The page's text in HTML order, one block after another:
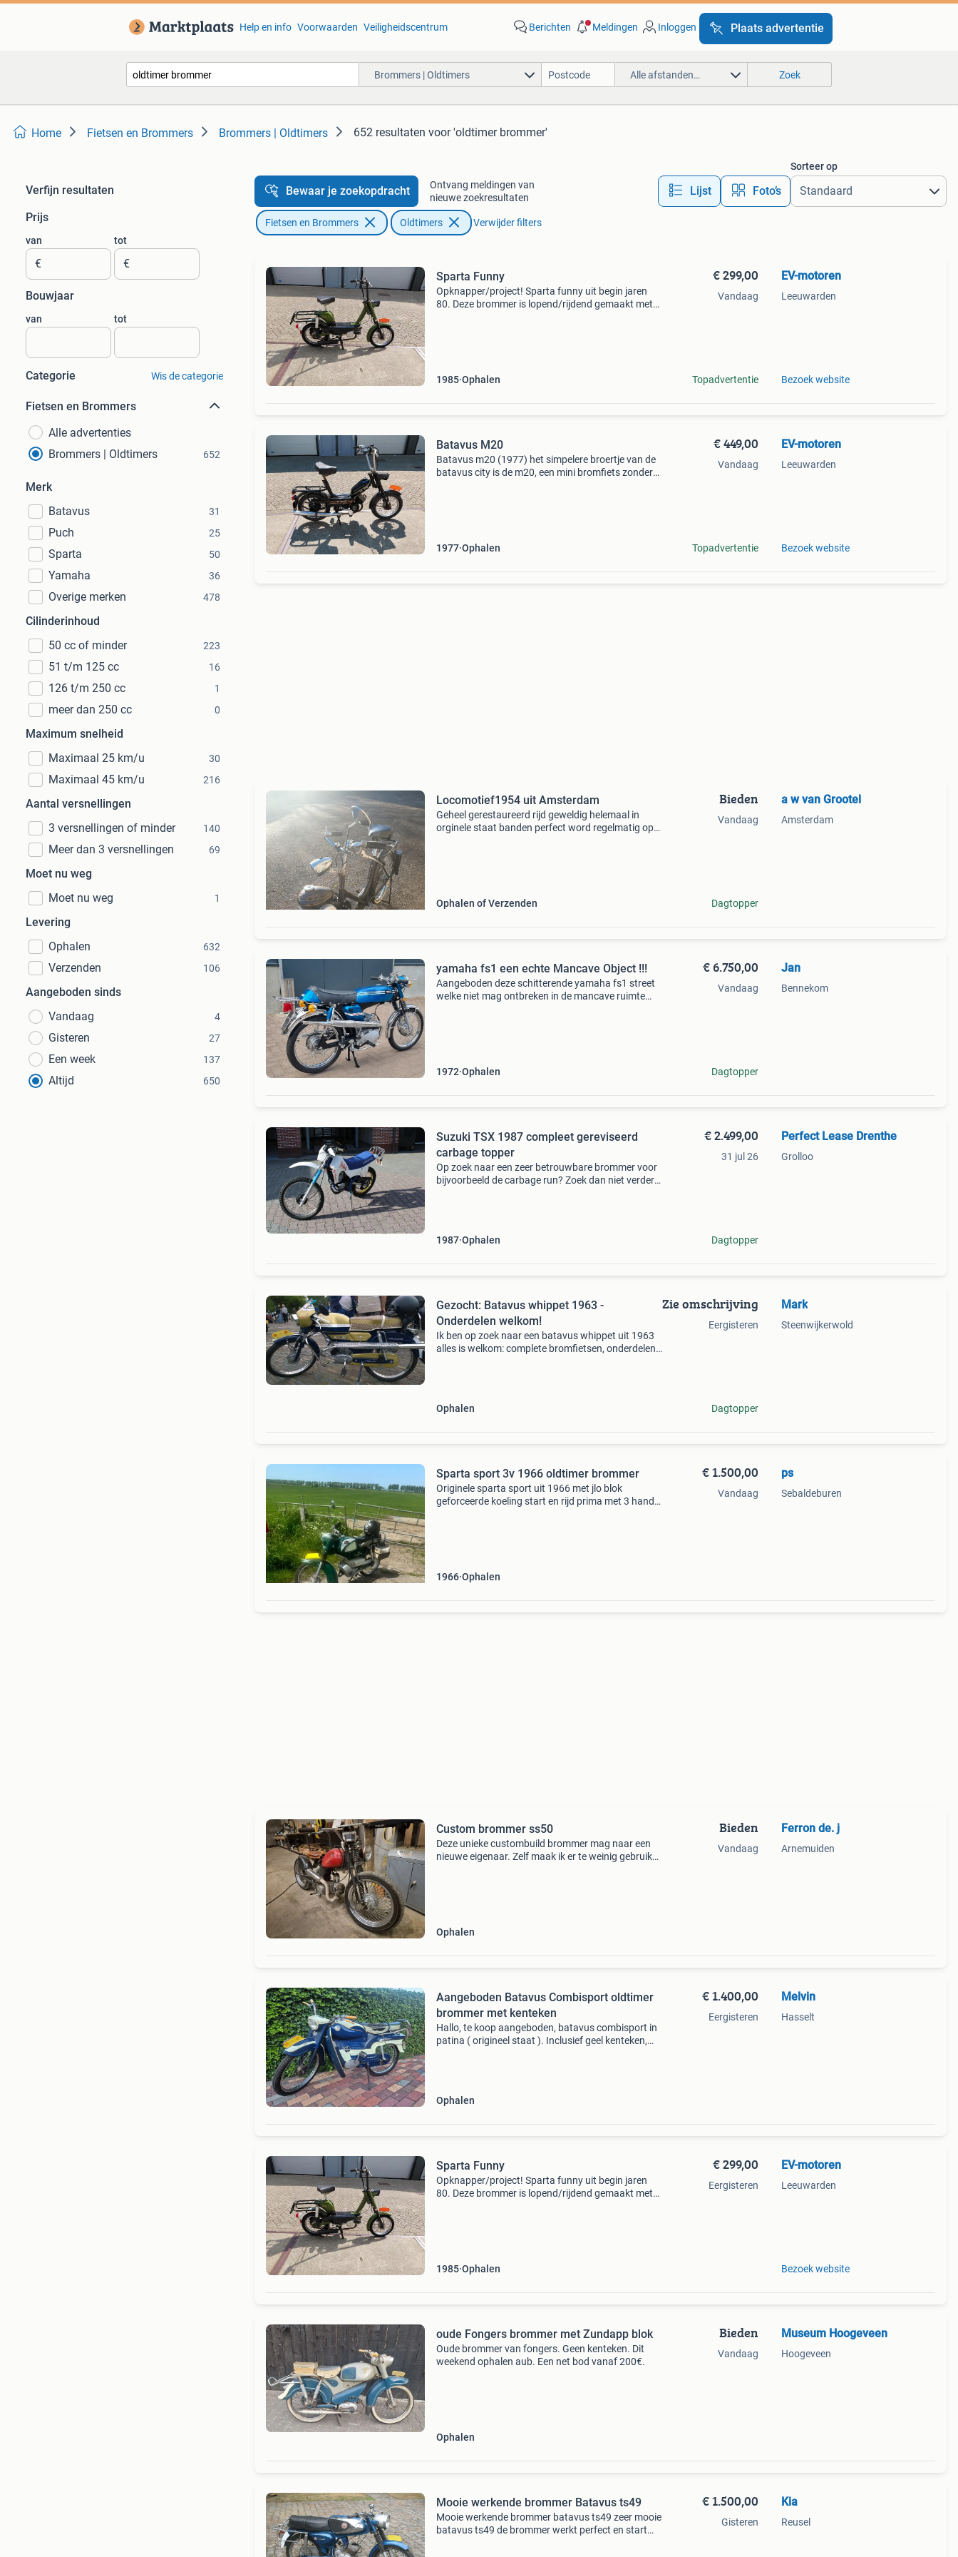
Help en info Voorwaarden Veiligheidscentrum Berichten Meldingen Inloggen Plaats advertentie
Brommers | Oldtimers Alle afstanden… Zoek
Home Fietsen en Brommers Brommers | Oldtimers 652 resultaten voor 'oldtimer brommer'
Verfijn resultaten
Prijs
van
€
tot
€
Bouwjaar
van tot
Categorie Wis de categorie
Fietsen en Brommers
Alle advertenties
Brommers | Oldtimers
652
Merk
Batavus
31
Puch 25
Sparta 50
Yamaha 36
Overige merken 478
Cilinderinhoud
50 cc of minder
223
51 t/m 125 cc 16
126 t/m 250 cc 1
meer dan 250 cc 0
Maximum snelheid
Maximaal 25 km/u
30
Maximaal 45 km/u 216
Aantal versnellingen
3 versnellingen of minder
140
Meer dan 3 versnellingen 69
Moet nu weg
Moet nu weg
1
Levering
Ophalen
632
Verzenden 106
Aangeboden sinds
Vandaag
4
Gisteren 27
Een week 137
Altijd 650
Bewaar je zoekopdracht
Ontvang meldingen van
nieuwe zoekresultaten
Lijst Foto’s
Sorteer op
Fietsen en Brommers Oldtimers Verwijder filters
Sparta Funny
Opknapper/project! Sparta funny uit begin jaren
80. Deze brommer is lopend/rijdend gemaakt met
1985 Ophalen
€ 299,00
Vandaag
Topadvertentie
EV-motoren
Leeuwarden
Bezoek website
Batavus M20
Batavus m20 (1977) het simpelere broertje van de
batavus city is de m20, een mini bromfiets zonder
1977 Ophalen
€ 449,00
Vandaag
Topadvertentie
EV-motoren
Leeuwarden
Bezoek website
Locomotief1954 uit Amsterdam
Geheel gerestaureerd rijd geweldig helemaal in
orginele staat banden perfect word regelmatig op
Ophalen of Verzenden
Bieden
Vandaag
Dagtopper
a w van Grootel
Amsterdam
yamaha fs1 een echte Mancave Object !!!
Aangeboden deze schitterende yamaha fs1 street
welke niet mag ontbreken in de mancave ruimte
1972 Ophalen
€ 6.750,00
Vandaag
Dagtopper
Jan
Bennekom
Suzuki TSX 1987 compleet gereviseerd
carbage topper
Op zoek naar een zeer betrouwbare brommer voor
bijvoorbeeld de carbage run? Zoek dan niet verder
1987 Ophalen
€ 2.499,00
31 jul 26
Dagtopper
Perfect Lease Drenthe
Grolloo
Gezocht: Batavus whippet 1963 -
Onderdelen welkom!
Ik ben op zoek naar een batavus whippet uit 1963
alles is welkom: complete bromfietsen, onderdelen,
Ophalen
Zie omschrijving
Eergisteren
Dagtopper
Mark
Steenwijkerwold
Sparta sport 3v 1966 oldtimer brommer
Originele sparta sport uit 1966 met jlo blok
geforceerde koeling start en rijd prima met 3 hand
1966 Ophalen
€ 1.500,00
Vandaag
ps
Sebaldeburen
Custom brommer ss50
Deze unieke custombuild brommer mag naar een
nieuwe eigenaar. Zelf maak ik er te weinig gebruik
Ophalen
Bieden
Vandaag
Ferron de. j
Arnemuiden
Aangeboden Batavus Combisport oldtimer
brommer met kenteken
Hallo, te koop aangeboden, batavus combisport in
patina ( origineel staat ). Inclusief geel kenteken,
Ophalen
€ 1.400,00
Eergisteren
Melvin
Hasselt
Sparta Funny
Opknapper/project! Sparta funny uit begin jaren
80. Deze brommer is lopend/rijdend gemaakt met
1985 Ophalen
€ 299,00
Eergisteren
EV-motoren
Leeuwarden
Bezoek website
oude Fongers brommer met Zundapp blok
Oude brommer van fongers. Geen kenteken. Dit
weekend ophalen aub. Een net bod vanaf 200€.
Ophalen
Bieden
Vandaag
Museum Hoogeveen
Hoogeveen
Mooie werkende brommer Batavus ts49
Mooie werkende brommer batavus ts49 zeer mooie
batavus ts49 de brommer werkt perfect en start
€ 1.500,00
Gisteren
Kia
Reusel